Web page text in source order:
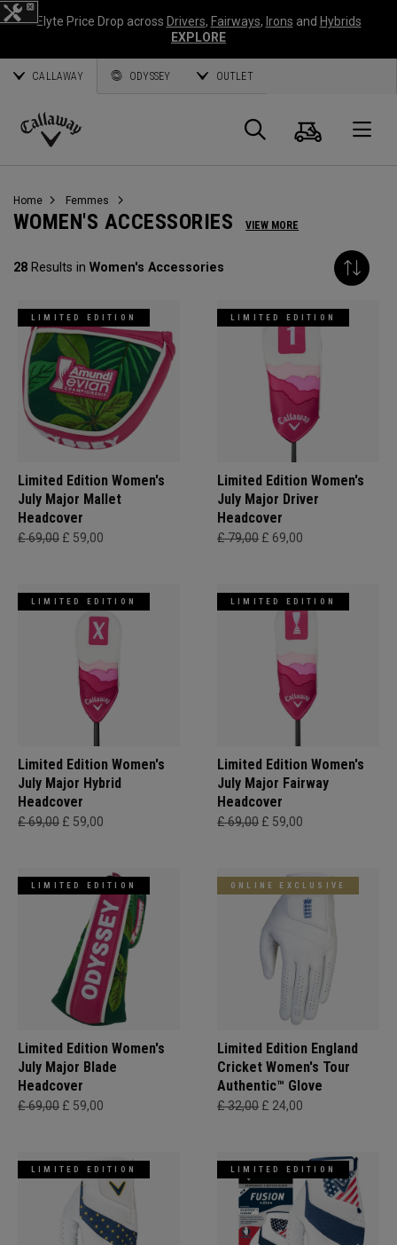
Elyte Price Drop across Drivers, Fairways, Irons and Hybrids
EXPLORE
CALLAWAY ODYSSEY OUTLET
Callaway
Panier
Home Femmes
WOMEN'S ACCESSORIES VIEW MORE
28 Results in Women's Accessories
LIMITED EDITION
Limited Edition Women's
July Major Mallet
Headcover
£ 69,00 £ 59,00
LIMITED EDITION
Limited Edition Women's
July Major Driver
Headcover
£ 79,00 £ 69,00
LIMITED EDITION
Limited Edition Women's
July Major Hybrid
Headcover
£ 69,00 £ 59,00
LIMITED EDITION
Limited Edition Women's
July Major Fairway
Headcover
£ 69,00 £ 59,00
LIMITED EDITION
Limited Edition Women's
July Major Blade
Headcover
£ 69,00 £ 59,00
ONLINE EXCLUSIVE
Limited Edition England
Cricket Women's Tour
Authentic™ Glove
£ 32,00 £ 24,00
LIMITED EDITION LIMITED EDITION